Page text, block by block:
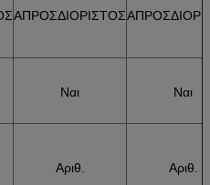
ΑΠΡΟΣΔΙΟΡΙΣΤΟΣ
Ναι Ναι
Αριθ. Αριθ.